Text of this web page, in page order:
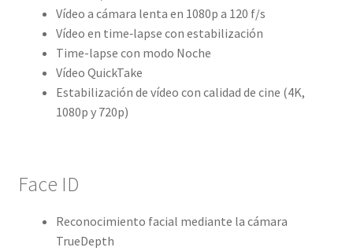
Vídeo a cámara lenta en 1080p a 120 f/s
Vídeo en time‑lapse con estabili­zación
Time-lapse con modo Noche
Vídeo QuickTake
Estabilización de vídeo con calidad de cine (4K,
1080p y 720p)
Face ID
Reconoci­miento facial mediante la cámara
TrueDepth